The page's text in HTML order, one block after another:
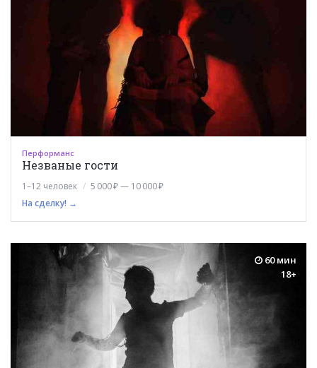
Перформанс
Незваные гости
1–12 человек
5 000 ₽ — 10 000 ₽
На сделку! →
60 мин
18+